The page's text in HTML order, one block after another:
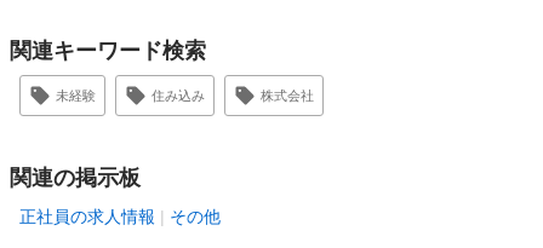
関連キーワード検索
未経験 住み込み 株式会社
関連の掲示板
正社員の求人情報 その他